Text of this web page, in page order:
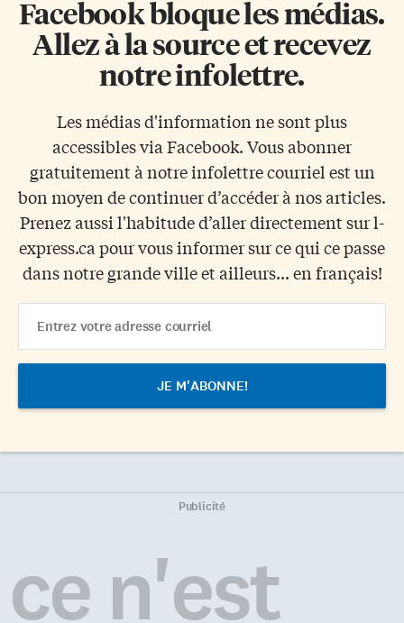
Facebook bloque les médias.
Allez à la source et recevez
notre infolettre.
Les médias d'information ne sont plus
accessibles via Facebook. Vous abonner
gratuitement à notre infolettre courriel est un
bon moyen de continuer d’accéder à nos articles.
Prenez aussi l'habitude d’aller directement sur l-
express.ca pour vous informer sur ce qui ce passe
dans notre grande ville et ailleurs... en français!
Address
Publicité
ce n'est